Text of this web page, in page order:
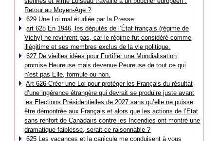
Retour au Moyen-Age ?
629 Une Loi mal étudiée par la Presse
art 628 En 1946, les députés de l’État français (régime de
Vichy) ne revinrent pas, car le régime fut considéré comme
illégitime et ses membres exclus de la vie politique.
627 De vieilles idées pour Fortifier une Mondialisation
promise Heureuse mais devenue Peureuse de tout ce qui
n’est pas Elle, formulé ou non.
Art 626 Créer une Loi pour protéger les Français du résultat
d’une ingérence étrangère qui devrait se produire juste avant
les Elections Présidentielles de 2027 sans qu’elle ne puisse
être démontrée aux Français et alors que les actions de l’Etat
sans renfort de Canadairs contre les Incendies ont montré une
dramatique faiblesse, serait-ce raisonnable ?
625 Les vacances et la canicule me conduisent à vous